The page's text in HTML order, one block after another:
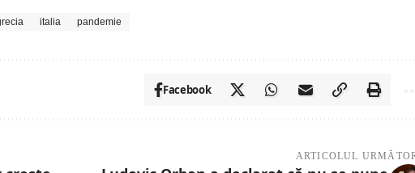
italia pandemie
Facebook
ARTICOLUL